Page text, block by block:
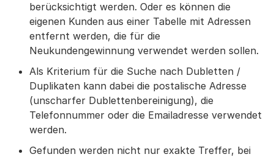
berücksichtigt werden. Oder es können die
eigenen Kunden aus einer Tabelle mit Adressen
entfernt werden, die für die
Neukundengewinnung verwendet werden sollen.
Als Kriterium für die Suche nach Dubletten /
Duplikaten kann dabei die postalische Adresse
(unscharfer Dublettenbereinigung), die
Telefonnummer oder die Emailadresse verwendet
werden.
Gefunden werden nicht nur exakte Treffer, bei